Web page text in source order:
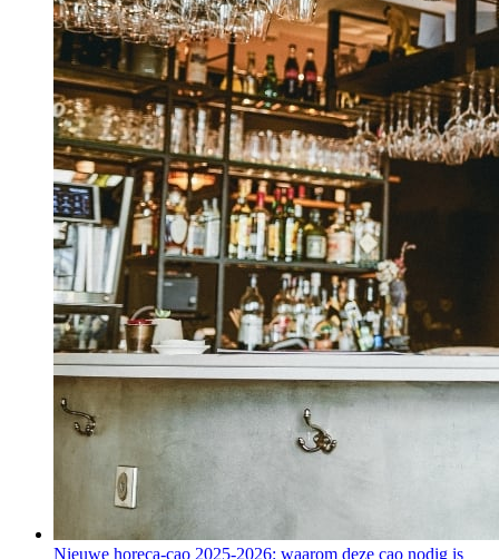
Nieuwe horeca-cao 2025-2026: waarom deze cao nodig is